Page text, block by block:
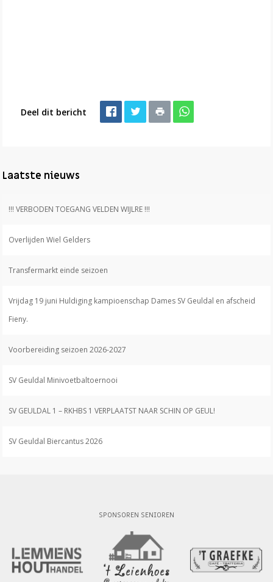
Deel dit bericht
Laatste nieuws
!!! VERBODEN TOEGANG VELDEN WIJLRE !!!
Overlijden Wiel Gelders
Transfermarkt einde seizoen
Vrijdag 19 juni Huldiging kampioenschap Dames SV Geuldal en afscheid
Fieny.
Voorbereiding seizoen 2026-2027
SV Geuldal Minivoetbaltoernooi
SV GEULDAL 1 – RKHBS 1 VERPLAATST NAAR SCHIN OP GEUL!
SV Geuldal Biercantus 2026
SPONSOREN SENIOREN